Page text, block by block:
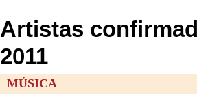
Artistas
2011
MÚSICA